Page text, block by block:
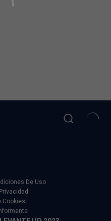
De Uso
Cookies